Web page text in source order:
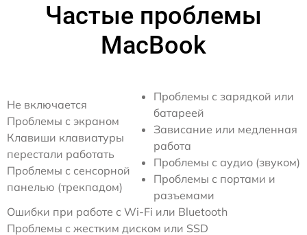
Частые проблемы
MacBook
Не включается
Проблемы с экраном
Клавиши клавиатуры
перестали работать
Проблемы с сенсорной
панелью (трекпадом)
Проблемы с зарядкой или
батареей
Зависание или медленная
работа
Проблемы с аудио (звуком)
Проблемы с портами и
разъемами
Ошибки при работе с Wi-Fi или Bluetooth
Проблемы с жестким диском или SSD